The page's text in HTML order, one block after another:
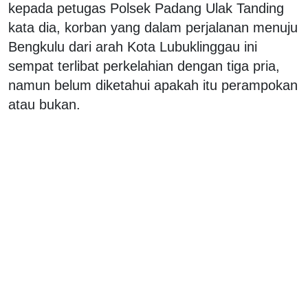
kepada petugas Polsek Padang Ulak Tanding
kata dia, korban yang dalam perjalanan menuju
Bengkulu dari arah Kota Lubuklinggau ini
sempat terlibat perkelahian dengan tiga pria,
namun belum diketahui apakah itu perampokan
atau bukan.